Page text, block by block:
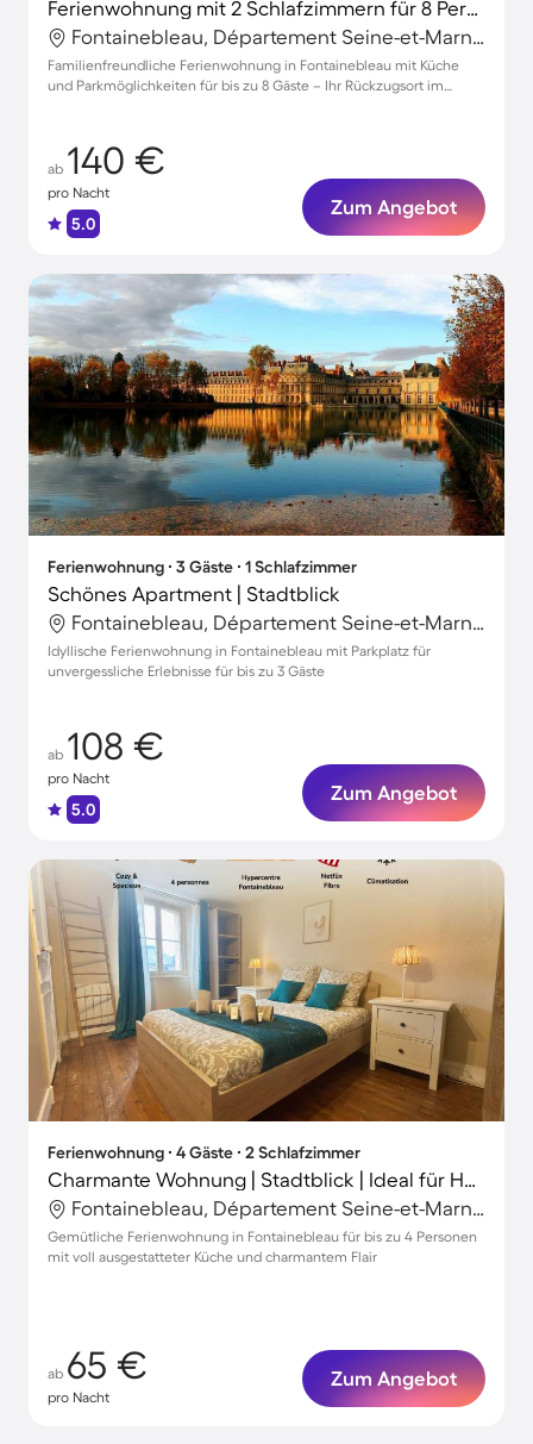
Ferienwohnung mit 2 Schlafzimmern für 8 Personen
Fontainebleau, Département Seine-et-Marne, Frankreich
Familienfreundliche Ferienwohnung in Fontainebleau mit Küche
und Parkmöglichkeiten für bis zu 8 Gäste – Ihr Rückzugsort im
ab 140 €
pro Nacht
5.0
Zum Angebot
Ferienwohnung ∙ 3 Gäste ∙ 1 Schlafzimmer
Schönes Apartment | Stadtblick
Fontainebleau, Département Seine-et-Marne, Frankreich
Idyllische Ferienwohnung in Fontainebleau mit Parkplatz für
unvergessliche Erlebnisse für bis zu 3 Gäste
ab 108 €
pro Nacht
5.0
Zum Angebot
Ferienwohnung ∙ 4 Gäste ∙ 2 Schlafzimmer
Charmante Wohnung | Stadtblick | Ideal für Homeoffice
Fontainebleau, Département Seine-et-Marne, Frankreich
Gemütliche Ferienwohnung in Fontainebleau für bis zu 4 Personen
mit voll ausgestatteter Küche und charmantem Flair
ab 65 €
pro Nacht
Zum Angebot